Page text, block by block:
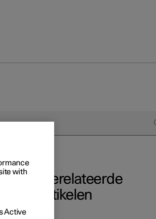
aard
Gerelateerde
artikelen
with
Active